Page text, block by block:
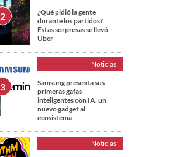
¿Qué pidió la gente
durante los partidos?
Estas sorpresas se llevó
Uber
Noticias
Samsung presenta sus
primeras gafas
inteligentes con IA. un
nuevo gadget al
ecosistema
Noticias